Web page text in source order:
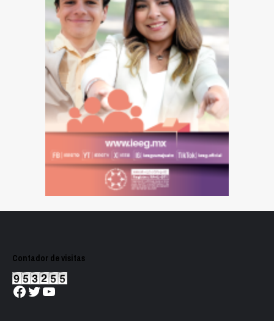
Contador de visitas
Facebook
Twitter
YouTube